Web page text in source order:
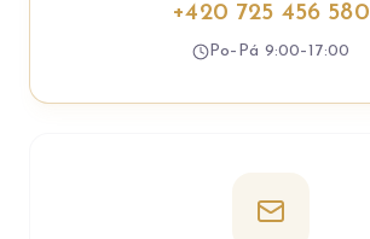
+420 725 456 580
Po–Pá 9:00–17:00